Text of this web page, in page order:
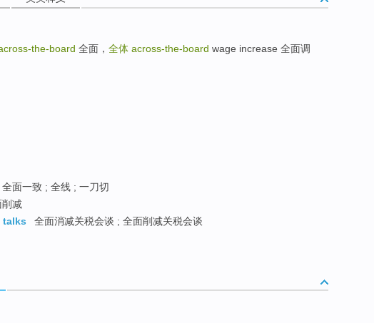
the-board 全面， 全体 across-the-board wage increase 全面调
面一致 ; 全线 ; 一刀切
削减
talks
全面消减关税会谈 ; 全面削减关税会谈